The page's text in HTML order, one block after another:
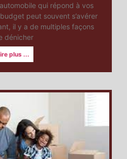
qui répond à vos
peut souvent s’avérer
il y a de multiples façons
dénicher
plus ...